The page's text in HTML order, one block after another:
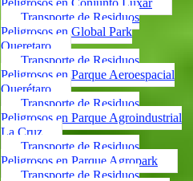
Peligrosos en Conjunto Luxar
Transporte de Residuos
Peligrosos en Global Park
Queretaro
Transporte de Residuos
Peligrosos en Parque Aeroespacial
Querétaro
Transporte de Residuos
Peligrosos en Parque Agroindustrial
La Cruz
Transporte de Residuos
Peligrosos en Parque Agropark
Transporte de Residuos